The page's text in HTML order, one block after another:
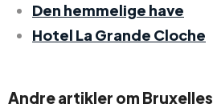
Den hemmelige have
Hotel La Grande Cloche
Andre artikler om Bruxelles